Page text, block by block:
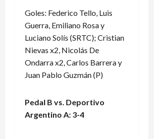
Goles: Federico Tello, Luis
Guerra, Emiliano Rosa y
Luciano Solís (SRTC); Cristian
Nievas x2, Nicolás De
Ondarra x2, Carlos Barrera y
Juan Pablo Guzmán (P)
Pedal B vs. Deportivo
Argentino A: 3-4